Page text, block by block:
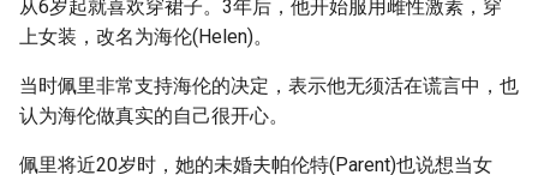
从6岁起就喜欢穿裙子。3年后，他开始服用雌性激素，穿
上女装，改名为海伦(Helen)。
当时佩里非常支持海伦的决定，表示他无须活在谎言中，也
认为海伦做真实的自己很开心。
佩里将近20岁时，她的未婚夫帕伦特(Parent)也说想当女